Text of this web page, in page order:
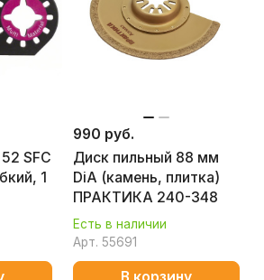
SFC
1
990 руб.
Диск пильный 88 мм
DiA (камень, плитка)
ПРАКТИКА 240-348
Есть в наличии
Арт. 55691